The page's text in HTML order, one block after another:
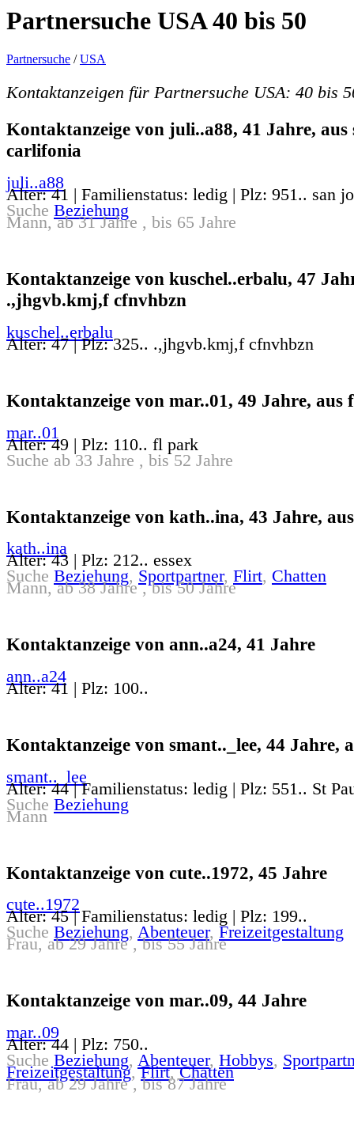
Partnersuche USA 40 bis 50
Partnersuche /USA
Kontaktanzeigen für Partnersuche USA: 40 bis
Kontaktanzeige von juli..a88, 41 Jahre, aus
carlifonia
juli..a88
Alter: 41 | Familienstatus: ledig | Plz: 951.. san
Suche Beziehung
Mann, ab 31 Jahre , bis 65 Jahre
Kontaktanzeige von kuschel..erbalu, 47
.,jhgvb.kmj,f cfnvhbzn
kuschel..erbalu
Alter: 47 | Plz: 325.. .,jhgvb.kmj,f cfnvhbzn
Kontaktanzeige von mar..01, 49 Jahre, aus
mar..01
Alter: 49 | Plz: 110.. fl park
Suche ab 33 Jahre , bis 52 Jahre
Kontaktanzeige von kath..ina, 43 Jahre, aus
kath..ina
Alter: 43 | Plz: 212.. essex
Suche Beziehung, Sportpartner, Flirt, Chatten
Mann, ab 38 Jahre , bis 50 Jahre
Kontaktanzeige von ann..a24, 41 Jahre
ann..a24
Alter: 41 | Plz: 100..
Kontaktanzeige von smant.._lee, 44 Jahre,
smant.._lee
Alter: 44 | Familienstatus: ledig | Plz: 551.. St
Suche Beziehung
Mann
Kontaktanzeige von cute..1972, 45 Jahre
cute..1972
Alter: 45 | Familienstatus: ledig | Plz: 199..
Suche Beziehung, Abenteuer, Freizeitgestaltung
Frau, ab 29 Jahre , bis 55 Jahre
Kontaktanzeige von mar..09, 44 Jahre
mar..09
Alter: 44 | Plz: 750..
Suche Beziehung, Abenteuer, Hobbys,
Freizeitgestaltung,Flirt,Chatten
Frau, ab 29 Jahre , bis 87 Jahre